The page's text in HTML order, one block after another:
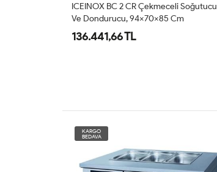
ICEINOX BC 2 CR Çekmeceli Soğutucu
Ve Dondurucu, 94x70x85 Cm
136.441,66 TL
KARGO
BEDAVA